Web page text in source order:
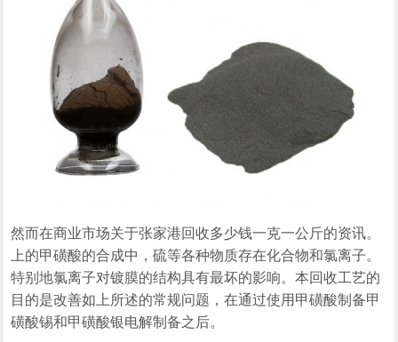
然而在商业市场关于张家港回收多少钱一克一公斤的资讯。
上的甲磺酸的合成中，硫等各种物质存在化合物和氯离子。
特别地氯离子对镀膜的结构具有最坏的影响。本回收工艺的
目的是改善如上所述的常规问题，在通过使用甲磺酸制备甲
磺酸锡和甲磺酸银电解制备之后。